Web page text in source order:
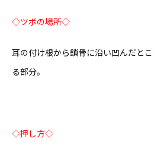
◇ツボの場所◇
耳の付け根から鎖骨に沿い凹んだと
る部分。
◇押し方◇